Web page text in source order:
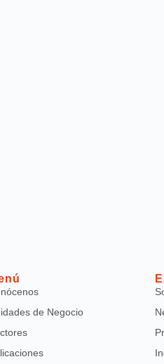
de Negocio